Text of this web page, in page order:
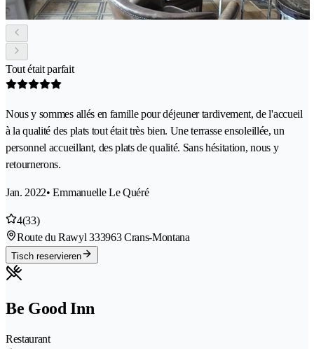
Tout était parfait
Nous y sommes allés en famille pour déjeuner tardivement, de l'accueil
à la qualité des plats tout était très bien. Une terrasse ensoleillée, un
personnel accueillant, des plats de qualité. Sans hésitation, nous y
retournerons.
Jan. 2022• Emmanuelle Le Quéré
4(33)
Route du Rawyl 333963 Crans-Montana
Tisch reservieren
Be Good Inn
Restaurant